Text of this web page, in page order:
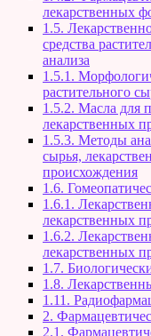
лекарственных
1.5.
средства
анализа
1.5.1.
растительного
1.5.2. Масла для
лекарственных
1.5.3. Методы
сырья,
происхождения
1.6.
1.6.1.
лекарственных
1.6.2.
лекарственных
1.7.
1.8.
1.11.
2.
2.1.